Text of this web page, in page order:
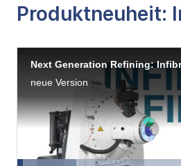
Produktneuheit:
neue Version